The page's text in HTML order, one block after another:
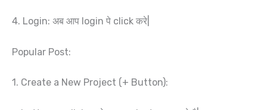
4. Login: अब आप login पे click करे|
Popular Post:
1. Create a New Project (+ Button):